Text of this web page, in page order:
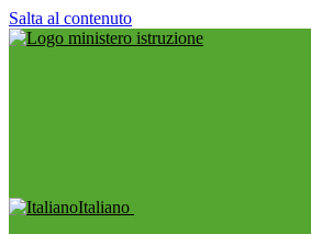
Salta al contenuto
Italiano